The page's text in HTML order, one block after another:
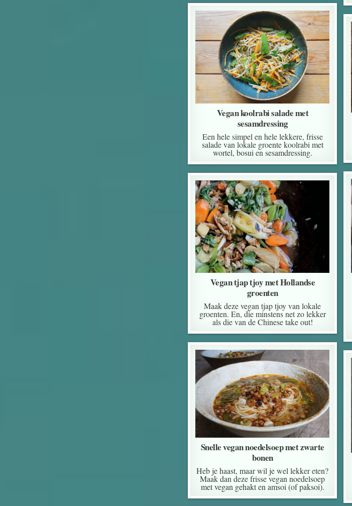
Vegan koolrabi salade met
sesamdressing
Een hele simpel en hele lekkere, frisse
salade van lokale groente koolrabi met
wortel, bosui en sesamdressing.
Vegan tjap tjoy met Hollandse
groenten
Maak deze vegan tjap tjoy van lokale
groenten. En, die minstens net zo lekker
als die van de Chinese take out!
Snelle vegan noedelsoep met zwarte
bonen
Heb je haast, maar wil je wel lekker eten?
Maak dan deze frisse vegan noedelsoep
met vegan gehakt en amsoi (of paksoi).